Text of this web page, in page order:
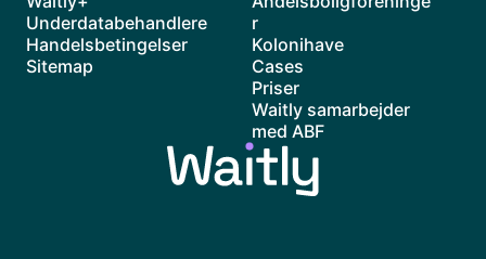
Underdatabehandlere
Handelsbetingelser
Sitemap
r
Kolonihave
Cases
Priser
Waitly samarbejder
med ABF